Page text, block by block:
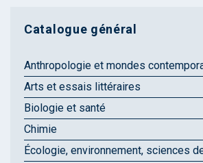
Catalogue général
Anthropologie et mondes
Arts et essais littéraires
Biologie et santé
Chimie
Écologie, environnement, sciences